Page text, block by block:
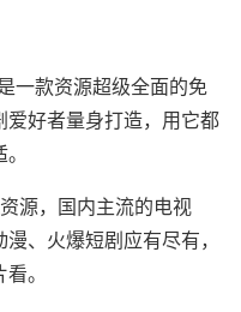
一款资源超级全面的免
好者量身打造，用它都
源，国内主流的电视
、火爆短剧应有尽有，
。